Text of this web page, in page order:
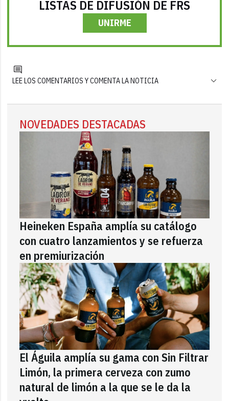
LISTAS DE DIFUSIÓN DE FRS
UNIRME
LEE LOS COMENTARIOS Y COMENTA LA NOTICIA
NOVEDADES DESTACADAS
Heineken España amplía su catálogo
con cuatro lanzamientos y se refuerza
en premiurización
El Águila amplía su gama con Sin Filtrar
Limón, la primera cerveza con zumo
natural de limón a la que se le da la